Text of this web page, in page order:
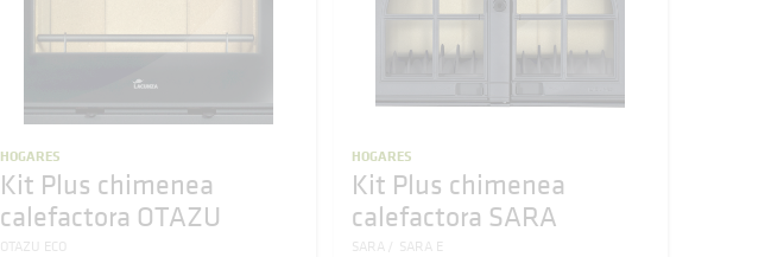
HOGARES
Kit Plus chimenea
calefactora OTAZU
OTAZU ECO
HOGARES
Kit Plus chimenea
calefactora SARA
SARA SARA E